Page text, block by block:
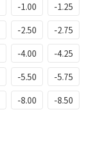
-1.00
-1.25
-2.50
-2.75
-4.00
-4.25
-5.50
-5.75
-8.00
-8.50